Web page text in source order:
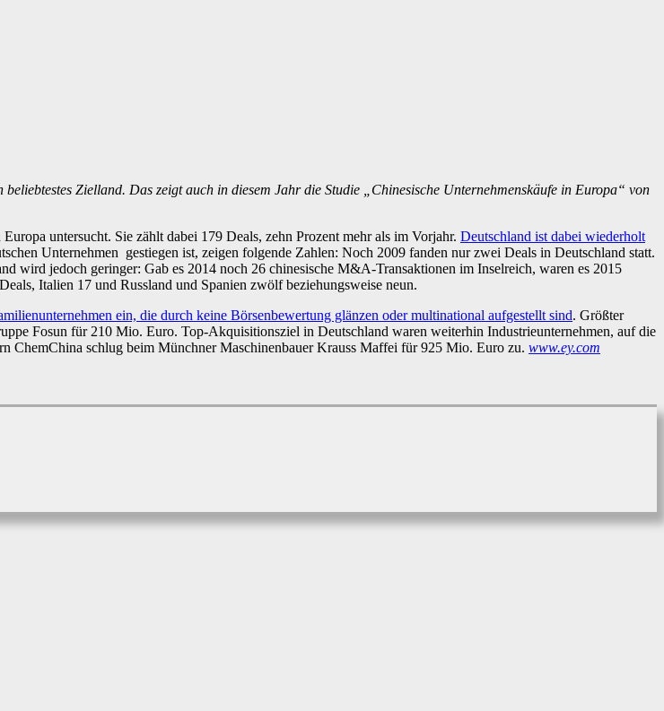
Zielland. Das zeigt auch in diesem Jahr die Studie „Chinesische Unternehmenskäufe in Europa“ von
untersucht. Sie zählt dabei 179 Deals, zehn Prozent mehr als im Vorjahr. Deutschland ist dabei wiederholt
Unternehmen gestiegen ist, zeigen folgende Zahlen: Noch 2009 fanden nur zwei Deals in Deutschland statt.
wird jedoch geringer: Gab es 2014 noch 26 chinesische M&A-Transaktionen im Inselreich, waren es 2015
Italien 17 und Russland und Spanien zwölf beziehungsweise neun.
ein, die durch keine Börsenbewertung glänzen oder multinational aufgestellt sind. Größter
Fosun für 210 Mio. Euro. Top-Akquisitionsziel in Deutschland waren weiterhin Industrieunternehmen, auf die
ChemChina schlug beim Münchner Maschinenbauer Krauss Maffei für 925 Mio. Euro zu. www.ey.com